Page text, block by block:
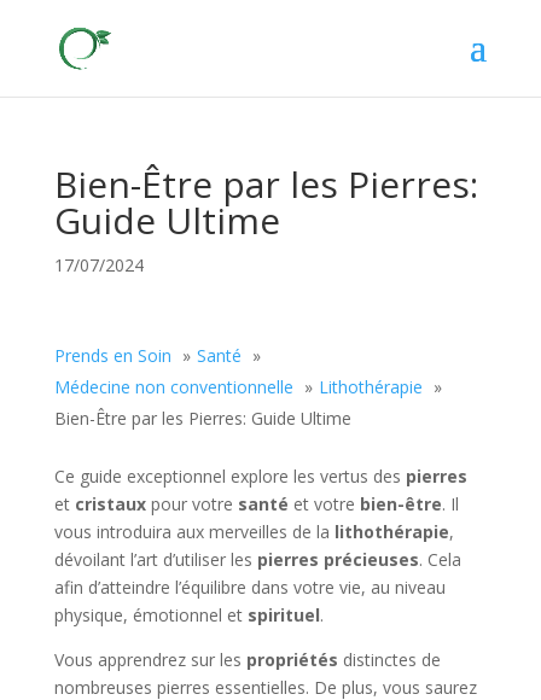
Bien-Être par les Pierres:
Guide Ultime
17/07/2024
Prends en Soin
Santé
Médecine non conventionnelle
Lithothérapie
Bien-Être par les Pierres: Guide Ultime
Ce guide exceptionnel explore les vertus des pierres
et cristauxpour votre santé et votre bien-être. Il
vous introduira aux merveilles de la lithothérapie,
dévoilant l’art d’utiliser les pierres précieuses. Cela
afin d’atteindre l’équilibre dans votre vie, au niveau
physique, émotionnel et spirituel.
Vous apprendrez sur les propriétés distinctes de
nombreuses pierres essentielles. De plus, vous saurez